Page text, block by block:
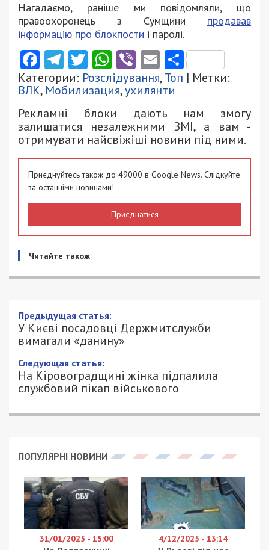
Нагадаємо, раніше ми повідомляли, що
правоохоронець з Сумщини продавав
інформацію про блокпости і паролі.
Facebook
Telegram
Twitter
WhatsApp
ViberEmail
Категории: Розслідування,Топ | Метки:
ВЛК, Мобилизация,ухилянти
Рекламні блоки дають нам змогу
залишатися незалежними ЗМІ, а вам -
отримувати найсвіжіші новини під ними.
Приєднуйтесь також до 49000 в Google News. Слідкуйте
за останніми новинами!
Приєднатися
Читайте також
Предыдущая статья:
У Києві посадовці Держмитслужби
вимагали «данину»
Следующая статья:
На Кіровоградщині жінка підпалила
службовий пікап військового
ПОПУЛЯРНІ НОВИНИ
31/01/2025 - 15:00 4/12/2025 - 13:14